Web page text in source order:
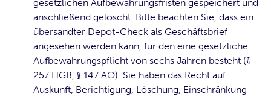
gesetzlichen Aufbewahrungsfristen gespeichert und
anschließend gelöscht. Bitte beachten Sie, dass ein
übersandter Depot-Check als Geschäftsbrief
angesehen werden kann, für den eine gesetzliche
Aufbewahrungspflicht von sechs Jahren besteht (§
257 HGB, § 147 AO). Sie haben das Recht auf
Auskunft, Berichtigung, Löschung, Einschränkung